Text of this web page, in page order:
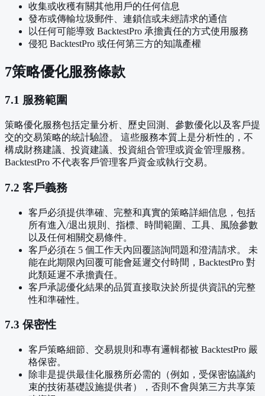
收集或收穫有關其他用戶的任何信息
發布或傳輸垃圾郵件、連鎖信或未經請求的通信
以任何可能導致 BacktestPro 承擔責任的方式使用服務
侵犯 BacktestPro 或任何第三方的知識產權
7策略優化服務條款
7.1 服務範圍
策略優化服務包括定量分析、歷史回測、參數優化以及客戶提
交的交易策略的統計驗證。 這些服務本質上是分析性的，不
構成財務建議、投資建議、投資組合管理或資金管理服務。
BacktestPro 不代表客戶管理客戶資金或執行交易。
7.2 客戶義務
客戶必須提供準確、完整和真實的策略詳細信息，包括
所有進入/退出規則、指標、時間範圍、工具、風險參數
以及任何相關交易條件。
客戶必須在 5 個工作天內回覆諮詢問題和澄清請求。 未
能在此期限內回覆可能會延遲交付時間，BacktestPro 對
此類延遲不承擔責任。
客戶承認優化結果的品質直接取決於所提供資訊的完整
性和準確性。
7.3 保密性
客戶策略細節、交易規則和專有邏輯都被 BacktestPro 嚴
格保密。
除非是提供最佳化服務所必需的（例如，受保密協議約
束的技術基礎設施提供者），否則不會與第三方共享策